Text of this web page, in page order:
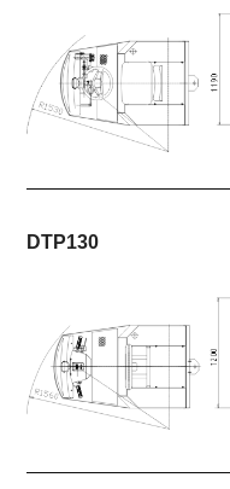
DTP130